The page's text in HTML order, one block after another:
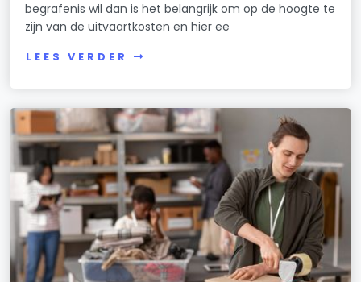
begrafenis wil dan is het belangrijk om op de hoogte te
zijn van de uitvaartkosten en hier ee
LEES VERDER